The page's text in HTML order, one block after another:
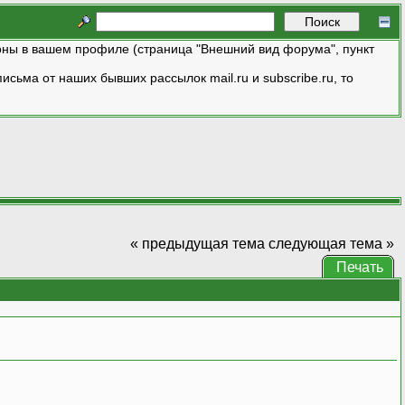
в вашем профиле (страница "Внешний вид форума", пункт
от наших бывших рассылок mail.ru и subscribe.ru, то
« предыдущая тема следующая тема »
Печать